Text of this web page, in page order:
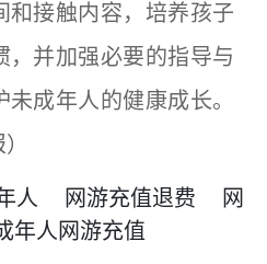
和接触内容，培养孩子
，并加强必要的指导与
成年人的健康成长。
人 网游充值退费
网
年人网游充值